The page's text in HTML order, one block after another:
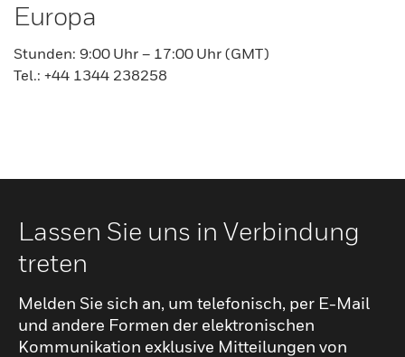
Europa
Stunden: 9:00 Uhr – 17:00 Uhr (GMT)
Tel.: +44 1344 238258
Lassen Sie uns in Verbindung
treten
Melden Sie sich an, um telefonisch, per E-Mail
und andere Formen der elektronischen
Kommunikation exklusive Mitteilungen von